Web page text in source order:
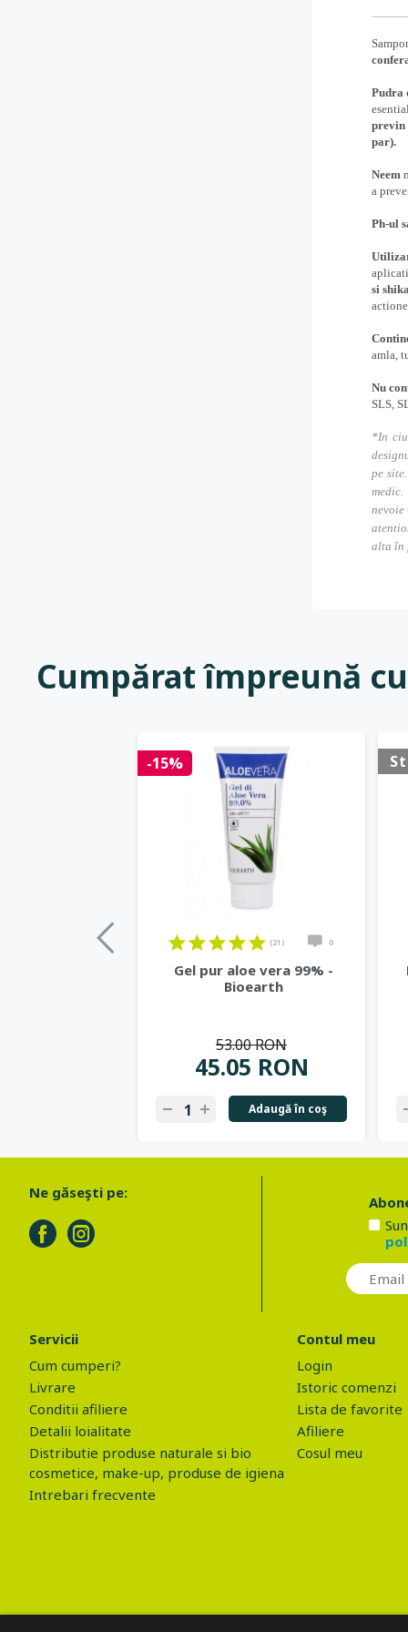
Pudra
previn
par).
Neem
a
Ph-ul
si
amla,
Nu
SLS,
*In
pe
alta în
Cumpărat împreună
-15%
(21) 0
Gel pur aloe vera 99% -
Bioearth
45.05 RON
53.00 RON
Adaugă în coş
Ne găseşti pe:
Servicii
Cum cumperi?
Livrare
Conditii afiliere
Detalii loialitate
Distributie produse naturale si bio
cosmetice, make-up, produse de igiena
Intrebari frecvente
Contul meu
Login
Istoric comenzi
Lista de favorite
Afiliere
Cosul meu